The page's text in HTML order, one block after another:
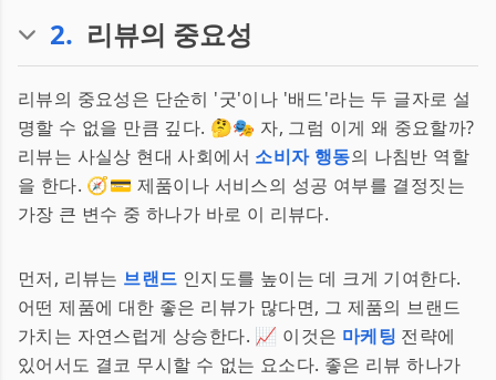
2. 리뷰의 중요성
리뷰의 중요성은 단순히 '굿'이나 '배드'라는 두 글자로 설
명할 수 없을 만큼 깊다. 🤔🎭 자, 그럼 이게 왜 중요할까?
리뷰는 사실상 현대 사회에서 소비자 행동의 나침반 역할
을 한다. 🧭💳 제품이나 서비스의 성공 여부를 결정짓는
가장 큰 변수 중 하나가 바로 이 리뷰다.
먼저, 리뷰는 브랜드 인지도를 높이는 데 크게 기여한다.
어떤 제품에 대한 좋은 리뷰가 많다면, 그 제품의 브랜드
가치는 자연스럽게 상승한다. 📈 이것은 마케팅 전략에
있어서도 결코 무시할 수 없는 요소다. 좋은 리뷰 하나가